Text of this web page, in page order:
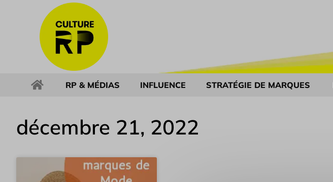
RP & MÉDIAS INFLUENCE STRATÉGIE DE MARQUES
décembre 21, 2022